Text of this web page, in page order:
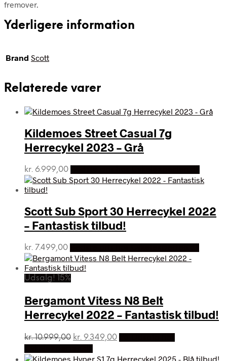
fremover.
Yderligere information
Brand Scott
Relaterede varer
Kildemoes Street Casual 7g
Herrecykel 2023 – Grå
kr. 6.999,00
Scott Sub Sport 30 Herrecykel 2022
– Fantastisk tilbud!
kr. 7.499,00
Udsalg! 15%
Bergamont Vitess N8 Belt
Herrecykel 2022 – Fantastisk tilbud!
kr.10.999,00 Den
oprindelige
pris
kr. 9.349,00Den
pris